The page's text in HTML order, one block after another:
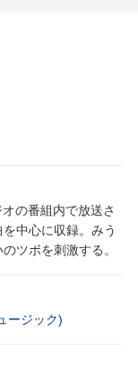
の番組内で放送さ
中心に収録。みう
ツボを刺激する。
ージック)